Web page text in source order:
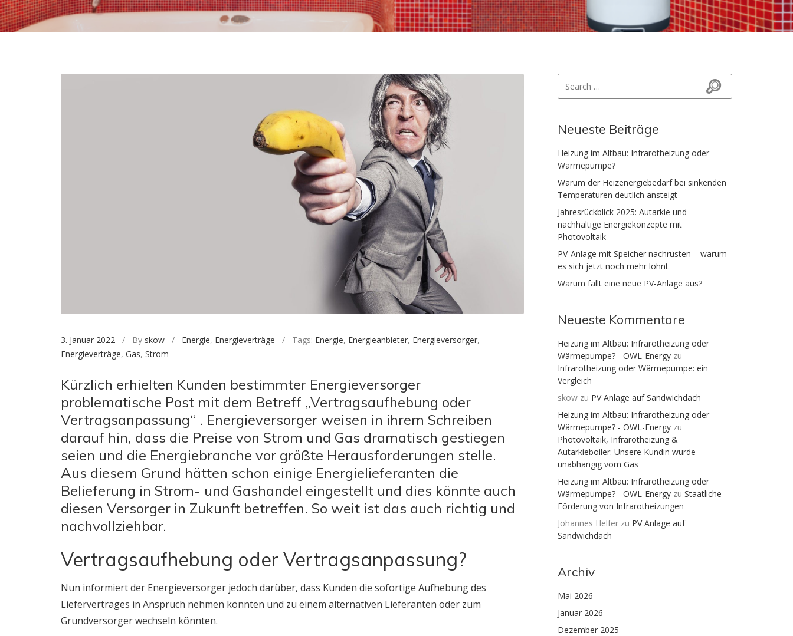
3. Januar 2022 / By skow / Energie, Energieverträge / Tags: Energie, Energieanbieter, Energieversorger,
Energieverträge, Gas, Strom
Kürzlich erhielten Kunden bestimmter Energieversorger
problematische Post mit dem Betreff „Vertragsaufhebung oder
Vertragsanpassung“ . Energieversorger weisen in ihrem Schreiben
darauf hin, dass die Preise von Strom und Gas dramatisch gestiegen
seien und die Energiebranche vor größte Herausforderungen stelle.
Aus diesem Grund hätten schon einige Energielieferanten die
Belieferung in Strom- und Gashandel eingestellt und dies könnte auch
diesen Versorger in Zukunft betreffen. So weit ist das auch richtig und
nachvollziehbar.
Vertragsaufhebung oder Vertragsanpassung?
Nun informiert der Energieversorger jedoch darüber, dass Kunden die sofortige Aufhebung des
Liefervertrages in Anspruch nehmen könnten und zu einem alternativen Lieferanten oder zum
Grundversorger wechseln könnten.
Search
Neueste Beiträge
Heizung im Altbau: Infrarotheizung oder
Wärmepumpe?
Warum der Heizenergiebedarf bei sinkenden
Temperaturen deutlich ansteigt
Jahresrückblick 2025: Autarkie und
nachhaltige Energiekonzepte mit
Photovoltaik
PV-Anlage mit Speicher nachrüsten – warum
es sich jetzt noch mehr lohnt
Warum fällt eine neue PV-Anlage aus?
Neueste Kommentare
Heizung im Altbau: Infrarotheizung oder
Wärmepumpe? - OWL-Energy zu
Infrarotheizung oder Wärmepumpe: ein
Vergleich
skow zu PV Anlage auf Sandwichdach
Heizung im Altbau: Infrarotheizung oder
Wärmepumpe? - OWL-Energy zu
Photovoltaik, Infrarotheizung &
Autarkieboiler: Unsere Kundin wurde
unabhängig vom Gas
Heizung im Altbau: Infrarotheizung oder
Wärmepumpe? - OWL-Energy zuStaatliche
Förderung von Infrarotheizungen
Johannes Helfer zu PV Anlage auf
Sandwichdach
Archiv
Mai 2026
Januar 2026
Dezember 2025